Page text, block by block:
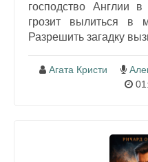
господство Англии в
грозит вылиться в
Разрешить загадку
Агата Кристи